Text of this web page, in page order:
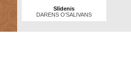
Slīdenis
DARENS O’SALIVANS